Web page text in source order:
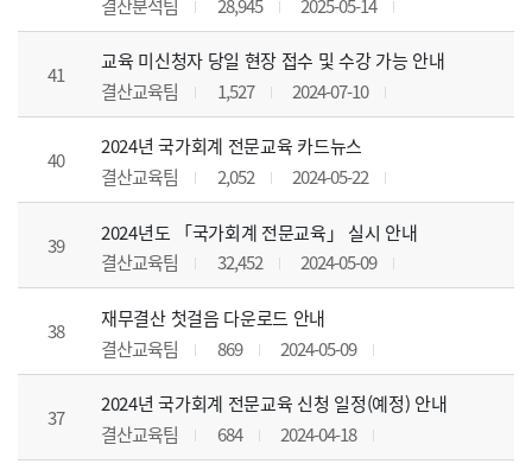
41
교육 미신청자 당일 현장 접수 및 수강 가능 안내
결산교육팀
1,527 2024-07-10
40
2024년 국가회계 전문교육 카드뉴스
결산교육팀
2,052 2024-05-22
39
2024년도 「국가회계 전문교육」 실시 안내
결산교육팀
32,452 2024-05-09
38
재무결산 첫걸음 다운로드 안내
결산교육팀
869 2024-05-09
37
2024년 국가회계 전문교육 신청 일정(예정) 안내
결산교육팀
684 2024-04-18